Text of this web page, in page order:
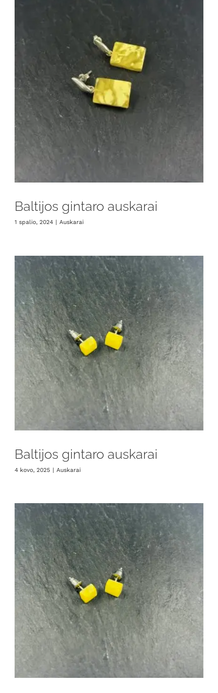
Baltijos gintaro auskarai
1 spalio, 2024 | Auskarai
Baltijos gintaro auskarai
4 kovo, 2025 | Auskarai